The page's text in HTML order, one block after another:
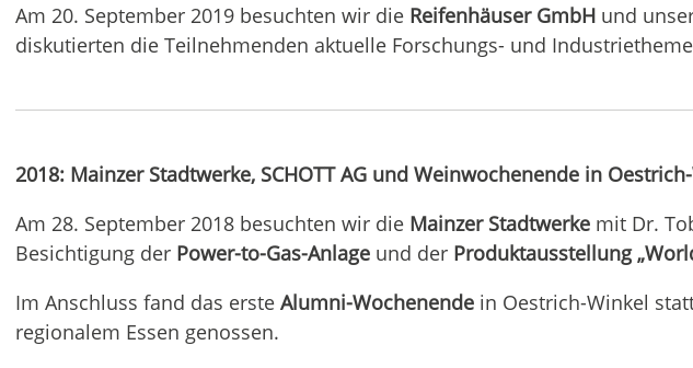
Am 20. September 2019 besuchten wir die Reifenhäuser GmbHund
diskutierten die Teilnehmenden aktuelle Forschungs- und
2018: Mainzer Stadtwerke, SCHOTT AG und Weinwochenende in
Am 28. September 2018 besuchten wir die Mainzer Stadtwerkemit Dr.
Besichtigung der Power-to-Gas-Anlageund der Produktausstellung
Im Anschluss fand das erste Alumni-Wochenendein Oestrich-Winkel
regionalem Essen genossen.